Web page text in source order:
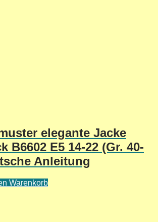
elegante Jacke
B6602 E5 14-22 (Gr. 40-
Anleitung
Warenkorb